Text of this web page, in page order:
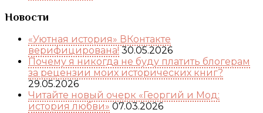
Новости
«Уютная история» ВКонтакте
верифицирована! 30.05.2026
Почему я никогда не буду платить блогерам
за рецензии моих исторических книг?
29.05.2026
Читайте новый очерк «Георгий и Мод:
история любви» 07.03.2026